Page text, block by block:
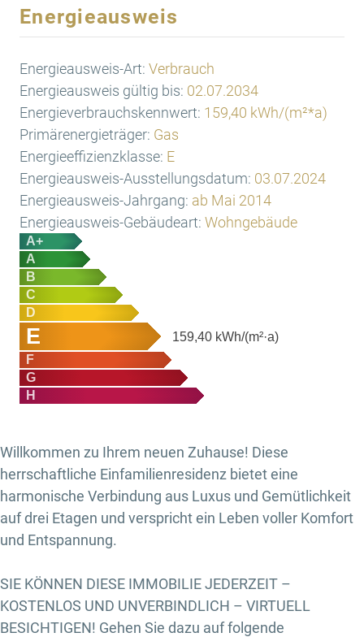
Energieausweis
Energieausweis-Art: Verbrauch
Energieausweis gültig bis: 02.07.2034
Energieverbrauchskennwert: 159,40 kWh/(m²*a)
Primärenergieträger: Gas
Energieeffizienzklasse: E
Energieausweis-Ausstellungsdatum: 03.07.2024
Energieausweis-Jahrgang: ab Mai 2014
Energieausweis-Gebäudeart: Wohngebäude
A+
A
B
C
D
E 159,40 kWh/(m²·a)
F
G
H
Willkommen zu Ihrem neuen Zuhause! Diese
herrschaftliche Einfamilienresidenz bietet eine
harmonische Verbindung aus Luxus und Gemütlichkeit
auf drei Etagen und verspricht ein Leben voller Komfort
und Entspannung.
SIE KÖNNEN DIESE IMMOBILIE JEDERZEIT –
KOSTENLOS UND UNVERBINDLICH – VIRTUELL
BESICHTIGEN! Gehen Sie dazu auf folgende